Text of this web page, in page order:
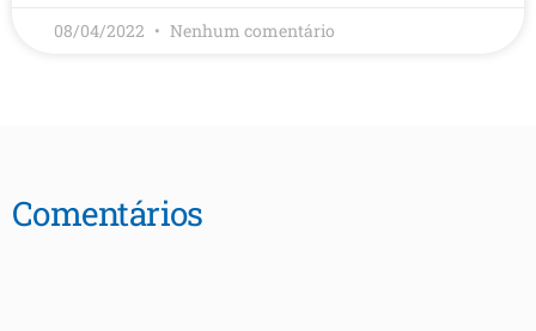
08/04/2022 Nenhum comentário
Comentários